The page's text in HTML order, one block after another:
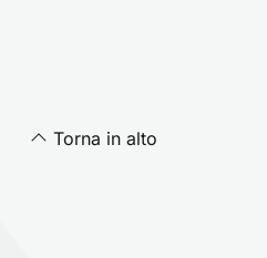
Torna in alto